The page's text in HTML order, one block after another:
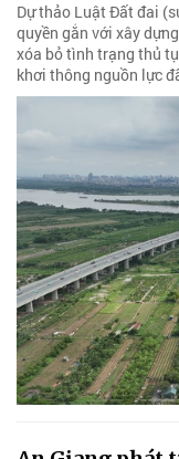
Dự thảo Luật Đất đai
quyền gắn với xây
xóa bỏ tình trạng thủ
khơi thông nguồn lực